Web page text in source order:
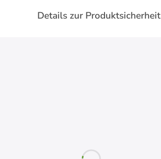
Details zur Produktsicherheit